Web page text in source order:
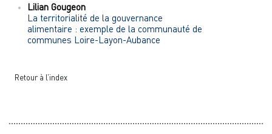
Lilian Gougeon
La territorialité de la gouvernance
alimentaire : exemple de la communauté de
communes Loire-Layon-Aubance
Retour à l’index